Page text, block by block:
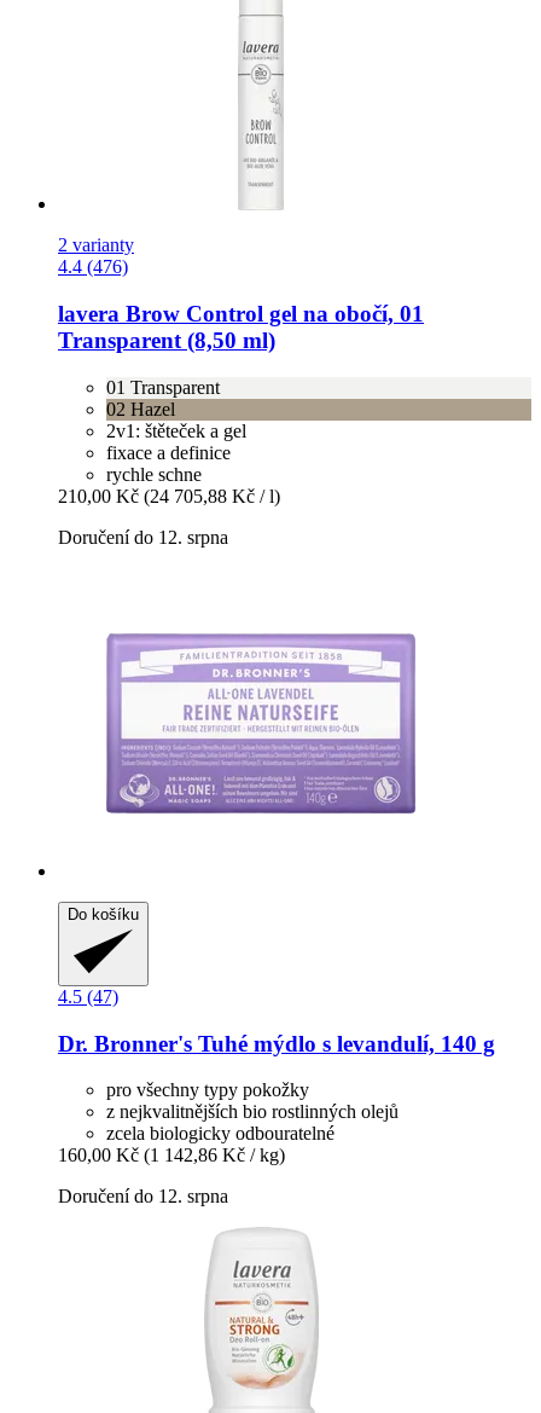
2 varianty
4.4 (476)
lavera Brow Control gel na obočí, 01
Transparent (8,50 ml)
01 Transparent
02 Hazel
2v1: štěteček a gel
fixace a definice
rychle schne
210,00 Kč (24 705,88 Kč / l)
Doručení do 12. srpna
Do košíku
4.5 (47)
Dr. Bronner's Tuhé mýdlo s levandulí, 140 g
pro všechny typy pokožky
z nejkvalitnějších bio rostlinných olejů
zcela biologicky odbouratelné
160,00 Kč (1 142,86 Kč / kg)
Doručení do 12. srpna